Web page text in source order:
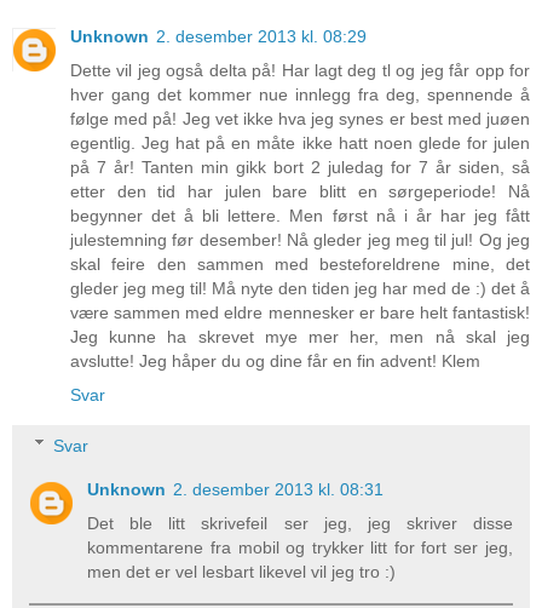
Unknown 2. desember 2013 kl. 08:29
Dette vil jeg også delta på! Har lagt deg tl og jeg får opp for
hver gang det kommer nue innlegg fra deg, spennende å
følge med på! Jeg vet ikke hva jeg synes er best med juøen
egentlig. Jeg hat på en måte ikke hatt noen glede for julen
på 7 år! Tanten min gikk bort 2 juledag for 7 år siden, så
etter den tid har julen bare blitt en sørgeperiode! Nå
begynner det å bli lettere. Men først nå i år har jeg fått
julestemning før desember! Nå gleder jeg meg til jul! Og jeg
skal feire den sammen med besteforeldrene mine, det
gleder jeg meg til! Må nyte den tiden jeg har med de :) det å
være sammen med eldre mennesker er bare helt fantastisk!
Jeg kunne ha skrevet mye mer her, men nå skal jeg
avslutte! Jeg håper du og dine får en fin advent! Klem
Svar
Svar
Unknown 2. desember 2013 kl. 08:31
Det ble litt skrivefeil ser jeg, jeg skriver disse
kommentarene fra mobil og trykker litt for fort ser jeg,
men det er vel lesbart likevel vil jeg tro :)